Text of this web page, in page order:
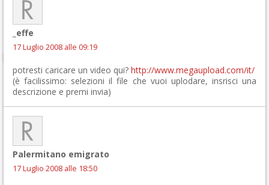
_effe
17 Luglio 2008 alle 09:19
potresti caricare un video qui? http://www.megaupload.com/it/
(è facilissimo: selezioni il file che vuoi uplodare, insrisci una
descrizione e premi invia)
Palermitano emigrato
17 Luglio 2008 alle 18:50